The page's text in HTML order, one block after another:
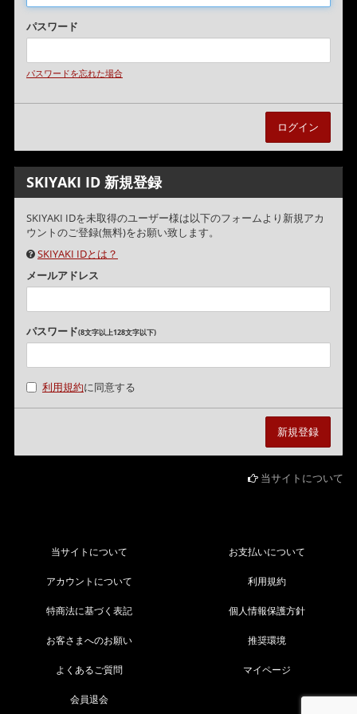
パスワード
パスワードを忘れた場合
SKIYAKI ID 新規登録
SKIYAKI IDを未取得のユーザー様は以下のフォームより新規アカ
ウントのご登録(無料)をお願い致します。
SKIYAKI IDとは？
メールアドレス
パスワード(8文字以上128文字以下)
利用規約に同意する
当サイトについて
当サイトについて お支払いについて
アカウントについて 利用規約
特商法に基づく表記 個人情報保護方針
お客さまへのお願い 推奨環境
よくあるご質問 マイページ
会員退会